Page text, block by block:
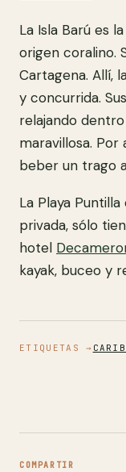
La Isla Barú es
origen coralino.
Cartagena. Allí,
y concurrida.
relajando
maravillosa.
beber un trago
La Playa
privada, sólo
hotel
kayak, buceo y
ETIQUETAS →
COMPARTIR